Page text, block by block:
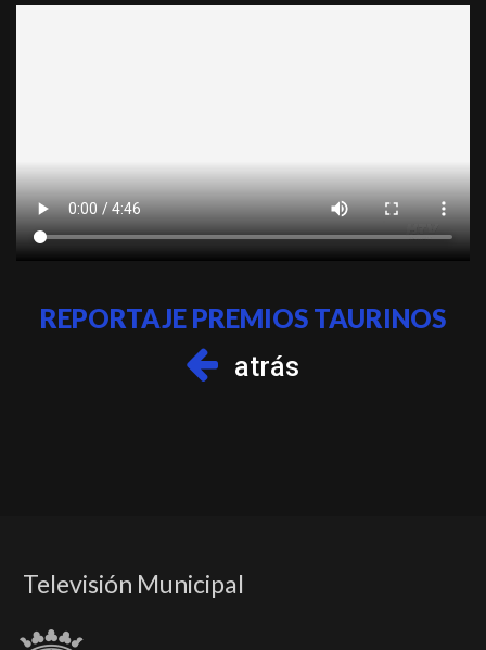
REPORTAJE PREMIOS TAURINOS
atrás
Televisión Municipal